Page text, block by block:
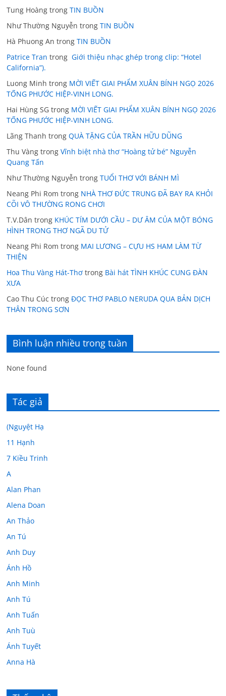
Tung Hoàng trongTIN BUỒN
Như Thường Nguyễn trongTIN BUỒN
Hà Phuong An trongTIN BUỒN
Patrice Tran trong Giới thiệu nhạc ghép trong clip: “Hotel
California”).
Luong Minh trong MỜI VIẾT GIAI PHẨM XUÂN BÍNH NGỌ 2026
TỐNG PHƯỚC HIỆP-VINH LONG.
Hai Hùng SG trong MỜI VIẾT GIAI PHẨM XUÂN BÍNH NGỌ 2026
TỐNG PHƯỚC HIỆP-VINH LONG.
Lãng Thanh trongQUÀ TẶNG CỦA TRẦN HỮU DŨNG
Thu Vàng trongVĩnh biệt nhà thơ “Hoàng tử bé” Nguyễn
Quang Tấn
Như Thường Nguyễn trongTUỔI THƠ VỚI BÁNH MÌ
Neang Phi Rom trong NHÀ THƠ ĐỨC TRUNG ĐÃ BAY RA KHỎI
CÕI VÔ THƯỜNG RONG CHƠI
T.V.Dân trong KHÚC TÍM DƯỚI CẦU – DƯ ÂM CỦA MỘT BÓNG
HÌNH TRONG THƠ NGÃ DU TỬ
Neang Phi Rom trong MAI LƯƠNG – CỰU HS HAM LÀM TỪ
THIỆN
Hoa Thu Vàng Hát-Thơ trong Bài hát TÌNH KHÚC CUNG ĐÀN
XƯA
Cao Thu Cúc trongĐỌC THƠ PABLO NERUDA QUA BẢN DỊCH
THÂN TRONG SƠN
Bình luận nhiều trong tuần
None found
Tác giả
(Nguyệt Hạ
11 Hạnh
7 Kiều Trinh
A
Alan Phan
Alena Doan
An Thảo
An Tú
Anh Duy
Ánh Hồ
Anh Minh
Anh Tú
Anh Tuấn
Anh Tuù
Ánh Tuyết
Anna Hà
Âu Tú Vân